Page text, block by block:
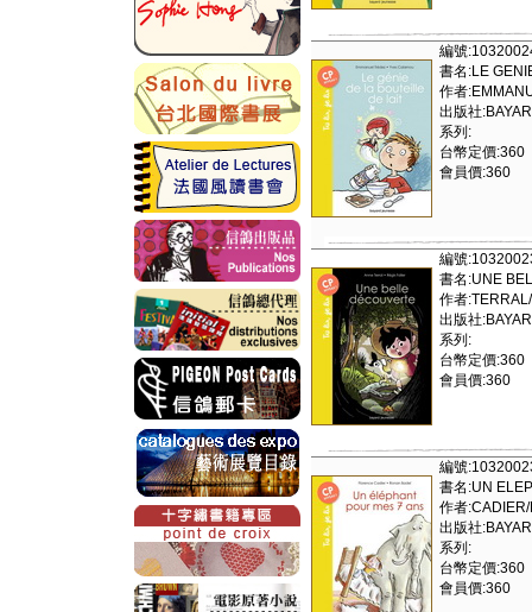
編號
書名:LE
作者
出版社
系列:
台幣定價:360
會員價:360
編號
書名:UNE
作者
出版社
系列:
台幣定價:360
會員價:360
編號
書名:UN
作者
出版社
系列:
台幣定價:360
會員價:360